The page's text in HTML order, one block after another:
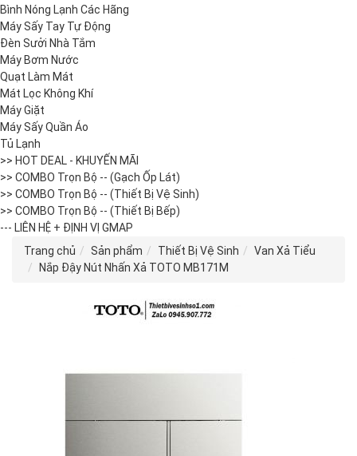
Bình Nóng Lạnh Các Hãng
Máy Sấy Tay Tự Động
Đèn Sưởi Nhà Tắm
Máy Bơm Nước
Quạt Làm Mát
Mát Lọc Không Khí
Máy Giặt
Máy Sấy Quần Áo
Tủ Lạnh
>> HOT DEAL - KHUYẾN MÃI
>> COMBO Trọn Bộ -- (Gạch Ốp Lát)
>> COMBO Trọn Bộ -- (Thiết Bị Vệ Sinh)
>> COMBO Trọn Bộ -- (Thiết Bị Bếp)
--- LIÊN HỆ + ĐỊNH VỊ GMAP
Trang chủ
Sản phẩm Thiết Bị Vệ Sinh
Van Xả Tiểu
Nắp Đậy Nút Nhấn Xả TOTO MB171M